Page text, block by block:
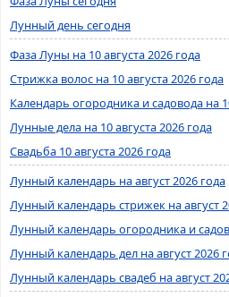
Лунный день сегодня
Фаза Луны на 10 августа 2026 года
Стрижка волос на 10 августа 2026 года
Календарь огородника и садовода на
Лунные дела на 10 августа 2026 года
Свадьба 10 августа 2026 года
Лунный календарь на август 2026 года
Лунный календарь стрижек на август
Лунный календарь огородника и
Лунный календарь дел на август 2026
Лунный календарь свадеб на август